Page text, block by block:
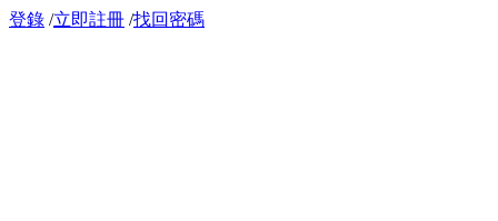
登錄 /立即註冊 /找回密碼